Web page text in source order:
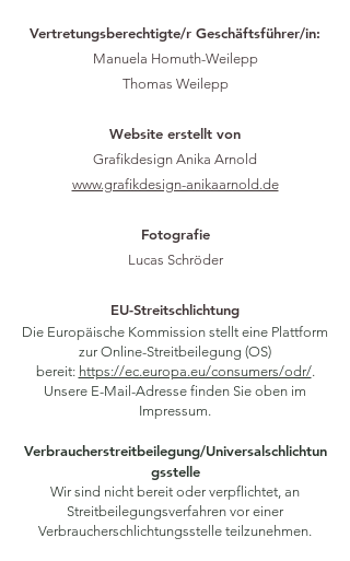
Vertretungsberechtigte/r Geschäftsführer/in:
Manuela Homuth-Weilepp
Thomas Weilepp
Website erstellt von
Grafikdesign Anika Arnold
www.grafikdesign-anikaarnold.de
Fotografie
Lucas Schröder
EU-Streitschlichtung
Die Europäische Kommission stellt eine Plattform
zur Online-Streitbeilegung (OS)
bereit: https://ec.europa.eu/consumers/odr/.
Unsere E-Mail-Adresse finden Sie oben im
Impressum.
Verbraucherstreitbeilegung/Universalschlichtun
gsstelle
Wir sind nicht bereit oder verpflichtet, an
Streitbeilegungsverfahren vor einer
Verbraucherschlichtungsstelle teilzunehmen.